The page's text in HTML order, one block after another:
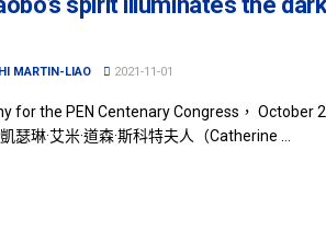
MARTIN-LIAO 2021-11-01
for the PEN Centenary Congress， October
瑟琳·艾米·道森·斯科特夫人（Catherine ...